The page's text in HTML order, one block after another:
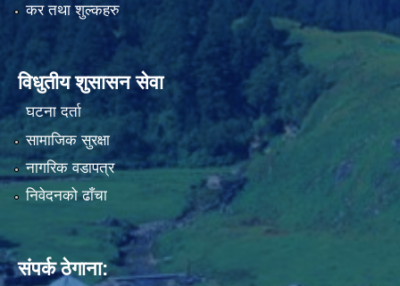
कर तथा शुल्कहरु
विधुतीय शुसासन सेवा
घटना दर्ता
सामाजिक सुरक्षा
नागरिक वडापत्र
निवेदनको ढाँचा
संपर्क ठेगाना: